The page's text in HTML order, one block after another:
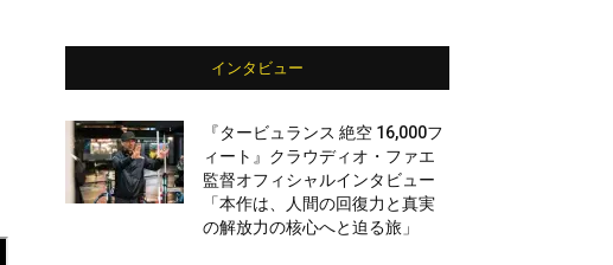
インタビュー
『タービュランス 絶空 16,000フ
ィート』クラウディオ・ファエ
監督オフィシャルインタビュー
「本作は、人間の回復力と真実
の解放力の核心へと迫る旅」